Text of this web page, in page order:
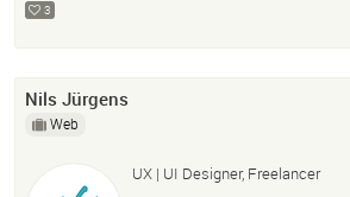
3
Nils Jürgens
Web
UX | UI Designer, Freelancer